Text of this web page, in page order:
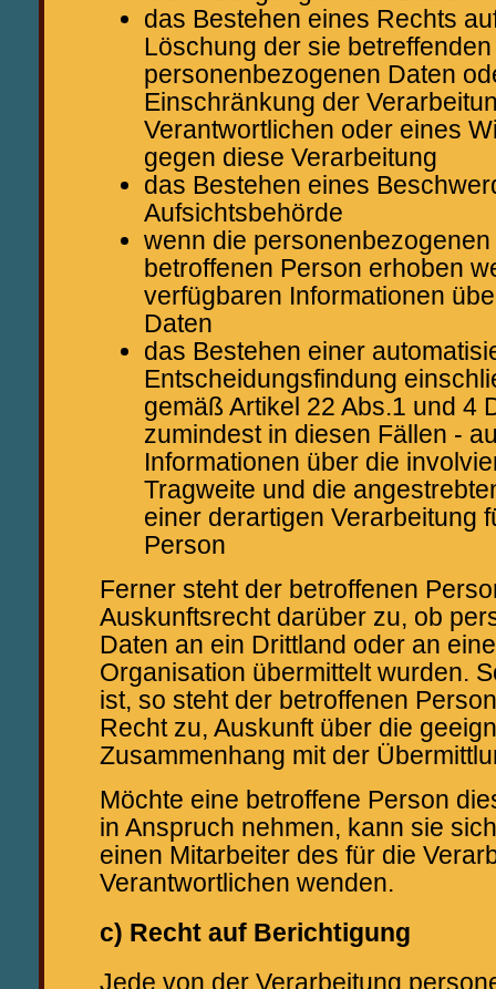
das Bestehen eines Rechts
Löschung der sie betreffenden
personenbezogenen Daten
Einschränkung der
Verantwortlichen oder eines
gegen diese Verarbeitung
das Bestehen eines
Aufsichtsbehörde
wenn die
betroffenen Person erhoben
verfügbaren Informationen
Daten
das Bestehen einer
Entscheidungsfindung
gemäß Artikel 22 Abs.1 und 4
zumindest in diesen Fällen -
Informationen über die
Tragweite und die
einer derartigen Verarbeitung
Person
Ferner steht der betroffenen
Auskunftsrecht darüber zu, ob
Daten an ein Drittland oder an
Organisation übermittelt wurden.
ist, so steht der betroffenen
Recht zu, Auskunft über die
Zusammenhang mit der
Möchte eine betroffene Person
in Anspruch nehmen, kann sie
einen Mitarbeiter des für die
Verantwortlichen wenden.
c) Recht auf Berichtigung
Jede von der Verarbeitung